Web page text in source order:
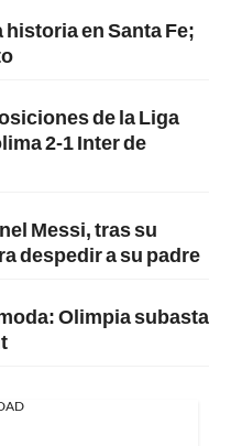
en Santa Fe;
de la Liga
2-1 Inter de
Messi, tras su
despedir a su padre
Olimpia subasta